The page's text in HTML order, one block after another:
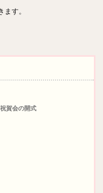
す。
賀会の開式
ーンシップ